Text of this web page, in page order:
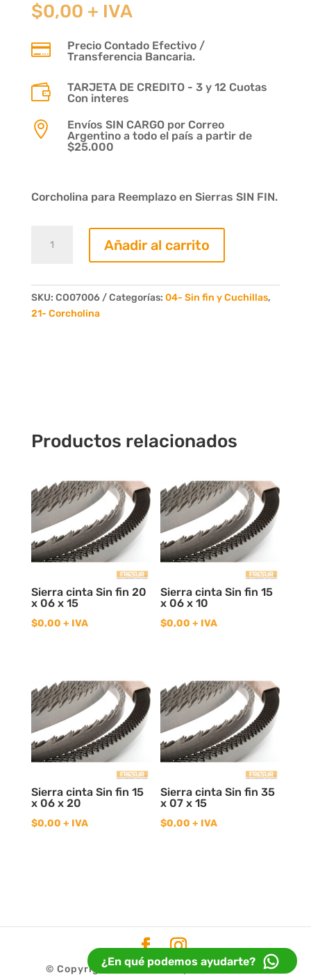
$0,00 + IVA

Precio Contado Efectivo /
Transferencia Bancaria.

TARJETA DE CREDITO - 3 y 12 Cuotas
Con interes

Envíos SIN CARGO por Correo
Argentino a todo el país a partir de
$25.000
Corcholina para Reemplazo en Sierras SIN FIN.
Ancho:
6mm
cantidad
Añadir al carrito
SKU: CO07006 Categorías: 04- Sin fin y Cuchillas,
21- Corcholina
Productos relacionados
Sierra cinta Sin fin 20
x 06 x 15
$0,00 + IVA
Sierra cinta Sin fin 15
x 06 x 10
$0,00 + IVA
Sierra cinta Sin fin 15
x 06 x 20
$0,00 + IVA
Sierra cinta Sin fin 35
x 07 x 15
$0,00 + IVA
© Copyright 2020 Fresur| DiseñoIdea32
¿En qué podemos ayudarte?